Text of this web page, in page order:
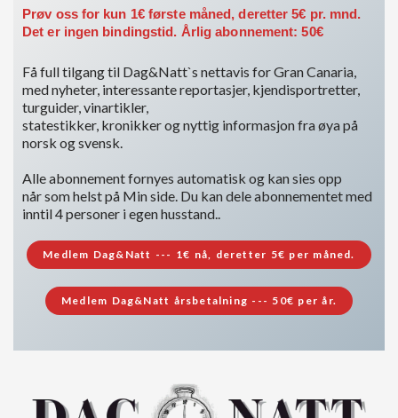
Prøv oss for kun 1€ første måned, deretter 5€ pr. mnd.
Det er ingen bindingstid. Årlig abonnement: 50€
Få full tilgang til Dag&Natt`s nettavis for Gran Canaria,
med nyheter, interessante reportasjer, kjendisportretter,
turguider, vinartikler,
statestikker, kronikker og nyttig informasjon fra øya på
norsk og svensk.
Alle abonnement fornyes automatisk og kan sies opp
når som helst på Min side. Du kan dele abonnementet med
inntil 4 personer i egen husstand..
Medlem Dag&Natt --- 1€ nå, deretter 5€ per måned.
Medlem Dag&Natt årsbetalning --- 50€ per år.